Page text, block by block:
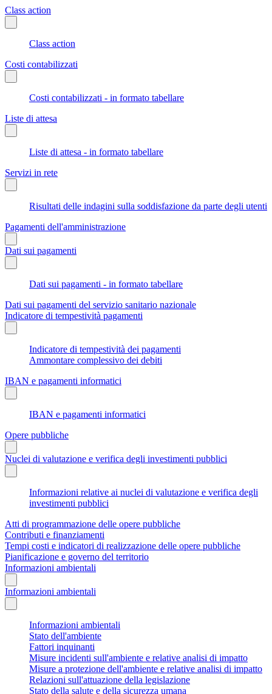
Class action
Class action
Costi contabilizzati
Costi contabilizzati - in formato tabellare
Liste di attesa
Liste di attesa - in formato tabellare
Servizi in rete
Risultati delle indagini sulla soddisfazione da parte degli utenti
Pagamenti dell'amministrazione
Dati sui pagamenti
Dati sui pagamenti - in formato tabellare
Dati sui pagamenti del servizio sanitario nazionale
Indicatore di tempestività pagamenti
Indicatore di tempestività dei pagamenti
Ammontare complessivo dei debiti
IBAN e pagamenti informatici
IBAN e pagamenti informatici
Opere pubbliche
Nuclei di valutazione e verifica degli investimenti pubblici
Informazioni relative ai nuclei di valutazione e verifica degli
investimenti pubblici
Atti di programmazione delle opere pubbliche
Contributi e finanziamenti
Tempi costi e indicatori di realizzazione delle opere pubbliche
Pianificazione e governo del territorio
Informazioni ambientali
Informazioni ambientali
Informazioni ambientali
Stato dell'ambiente
Fattori inquinanti
Misure incidenti sull'ambiente e relative analisi di impatto
Misure a protezione dell'ambiente e relative analisi di impatto
Relazioni sull'attuazione della legislazione
Stato della salute e della sicurezza umana